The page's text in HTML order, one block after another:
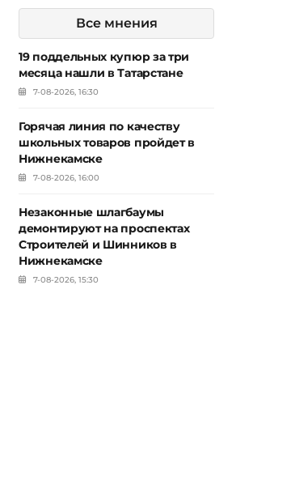
Все мнения
19 поддельных купюр за три
месяца нашли в Татарстане
7-08-2026, 16:30
Горячая линия по качеству
школьных товаров пройдет в
Нижнекамске
7-08-2026, 16:00
Незаконные шлагбаумы
демонтируют на проспектах
Строителей и Шинников в
Нижнекамске
7-08-2026, 15:30